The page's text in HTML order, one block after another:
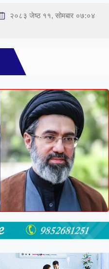
२०८३ जेष्ठ ११, सोमबार ०७:०४